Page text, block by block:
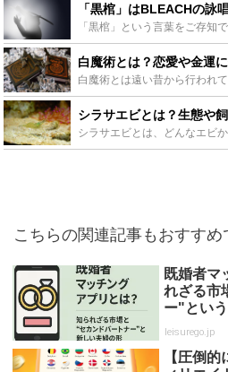
こちらの関連記事もおすすめ
既婚者マ
れざる市
ー"とい
leisurego.jp
【圧倒